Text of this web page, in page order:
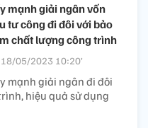
mạnh giải ngân vốn
tư công đi đôi với bảo
chất lượng công trình
18/05/2023 10:20’
mạnh giải ngân đi đôi
hiệu quả sử dụng